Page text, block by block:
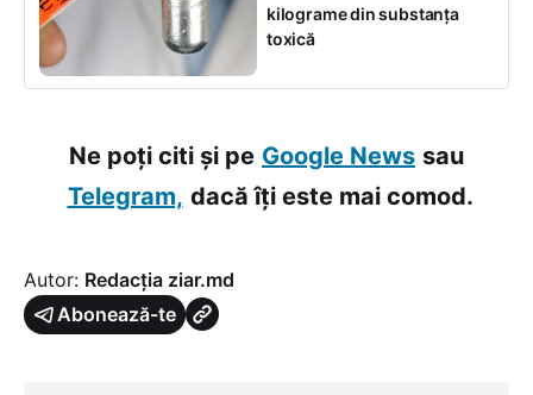
kilograme din substanța
toxică
Ne poți citi și pe Google News sau
Telegram, dacă îți este mai comod.
Autor: Redacția ziar.md
Abonează-te